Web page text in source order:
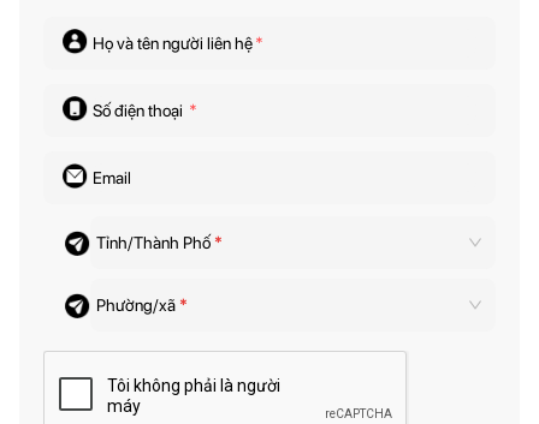
Họ và tên người liên hệ*
Số điện thoại *
Email
Tỉnh/Thành Phố *
Phường/xã *